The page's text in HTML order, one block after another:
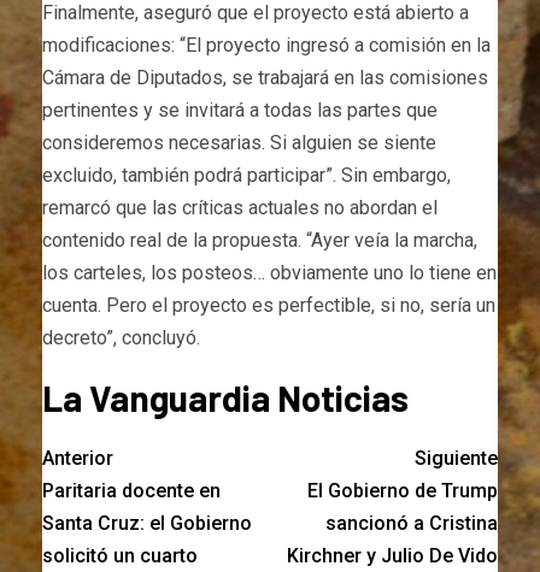
Finalmente, aseguró que el proyecto está abierto a
modificaciones: “El proyecto ingresó a comisión en la
Cámara de Diputados, se trabajará en las comisiones
pertinentes y se invitará a todas las partes que
consideremos necesarias. Si alguien se siente
excluido, también podrá participar”. Sin embargo,
remarcó que las críticas actuales no abordan el
contenido real de la propuesta. “Ayer veía la marcha,
los carteles, los posteos… obviamente uno lo tiene en
cuenta. Pero el proyecto es perfectible, si no, sería un
decreto”, concluyó.
La Vanguardia Noticias
Anterior
Paritaria docente en
Santa Cruz: el Gobierno
solicitó un cuarto
Siguiente
El Gobierno de Trump
sancionó a Cristina
Kirchner y Julio De Vido